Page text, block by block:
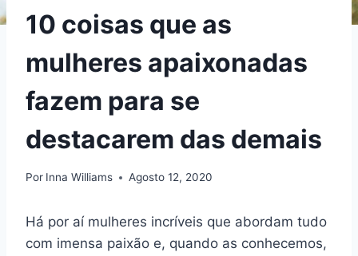
10 coisas que as
mulheres apaixonadas
fazem para se
destacarem das demais
Por Inna Williams Agosto 12, 2020
Há por aí mulheres incríveis que abordam tudo
com imensa paixão e, quando as conhecemos,